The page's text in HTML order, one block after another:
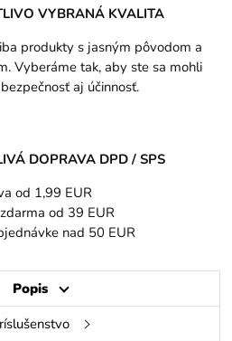
VYBRANÁ KVALITA
produkty s jasným pôvodom a
Vyberáme tak, aby ste sa mohli
aj účinnosť.
DOPRAVA DPD / SPS
od 1,99 EUR
od 39 EUR
nad 50 EUR
Popis